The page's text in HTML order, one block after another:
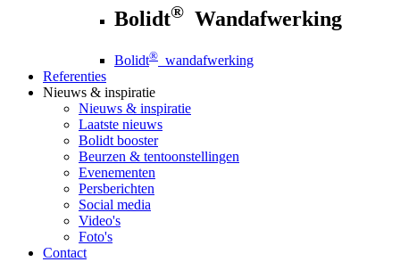
Bolidt® Wandafwerking
Bolidt® wandafwerking
Referenties
Nieuws & inspiratie
Nieuws & inspiratie
Laatste nieuws
Bolidt booster
Beurzen & tentoonstellingen
Evenementen
Persberichten
Social media
Video's
Foto's
Contact